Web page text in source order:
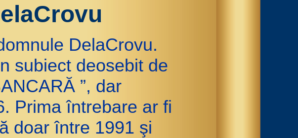
DelaCrovu.
subiect deosebit de
”, dar
Prima întrebare ar fi
doar între 1991 şi